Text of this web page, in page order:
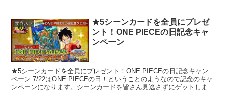
サウスト
★5シーンカードを全員にプレゼ
ント！ONE PIECEの日記念キャ
ンペーン
★5シーンカードを全員にプレゼント！ONE PIECEの日記念キャン
ペーン 7/22はONE PIECEの日！ということのようなので記念のキャ
ンペーンになります。シーンカードを皆さん見逃さずにゲットしまし